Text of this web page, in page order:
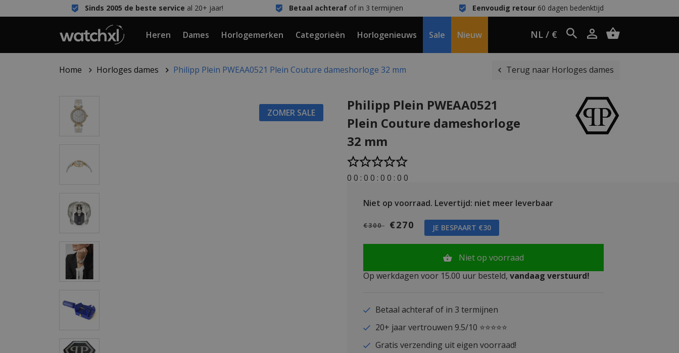
Sinds 2005 de beste service al 20+ jaar! Betaal achterafof in 3 termijnen Eenvoudig retour60 dagen bedenktijd
Heren Dames Horlogemerken Categorieën Horlogenieuws Sale Nieuw NL / €
Home Horloges dames Philipp Plein PWEAA0521 Plein Couture dameshorloge 32 mm Terug naar Horloges dames
ZOMER SALE
Philipp Plein PWEAA0521
Plein Couture dameshorloge
32 mm
0 0 : 0 0 : 0 0 : 0 0
Niet op voorraad. Levertijd: niet meer leverbaar
€300 €270 JE BESPAART €30
Niet op voorraad
Op werkdagen voor 15.00 uur besteld, vandaag verstuurd!
Betaal achteraf of in 3 termijnen
20+ jaar vertrouwen 9.5/10 ⭐⭐⭐⭐⭐
Gratis verzending uit eigen voorraad!